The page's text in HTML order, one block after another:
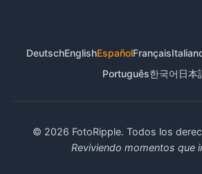
DeutschEnglishEspañolFrançais
Português한국어 日本
© 2026 FotoRipple. Todos los
Reviviendo momentos que